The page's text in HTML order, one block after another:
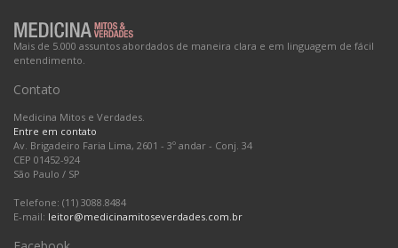
Mais de 5.000 assuntos abordados de maneira clara e em linguagem de fácil
entendimento.
Contato
Medicina Mitos e Verdades.
Entre em contato
Av. Brigadeiro Faria Lima, 2601 - 3º andar - Conj. 34
CEP 01452-924
São Paulo / SP
Telefone: (11) 3088.8484
E-mail: leitor@medicinamitoseverdades.com.br